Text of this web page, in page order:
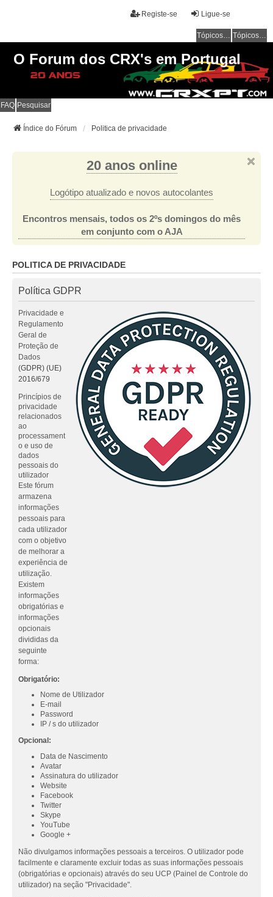
Ligue-se
Registe-se
Tópicos sem resposta Tópicos ativos
O Forum dos CRX's em Portugal
FAQ Pesquisar
Índice do Fórum Politica de privacidade
20 anos online
Logótipo atualizado e novos autocolantes
Encontros mensais, todos os 2ºs domingos do mês
em conjunto com o AJA
POLITICA DE PRIVACIDADE
Política GDPR
Privacidade e
Regulamento
Geral de
Proteção de
Dados
(GDPR) (UE)
2016/679
Princípios de
privacidade
relacionados
ao
processament
o e uso de
dados
pessoais do
utilizador
Este fórum
armazena
informações
pessoais para
cada utilizador
com o objetivo
de melhorar a
experiência de
utilização.
Existem
informações
obrigatórias e
informações
opcionais
divididas da
seguinte
forma:
Obrigatório:
Nome de Utilizador
E-mail
Password
IP / s do utilizador
Opcional:
Data de Nascimento
Avatar
Assinatura do utilizador
Website
Facebook
Twitter
Skype
YouTube
Google +
Não divulgamos informações pessoais a terceiros. O utilizador pode
facilmente e claramente excluir todas as suas informações pessoais
(obrigatórias e opcionais) através do seu UCP (Painel de Controle do
utilizador) na seção "Privacidade".